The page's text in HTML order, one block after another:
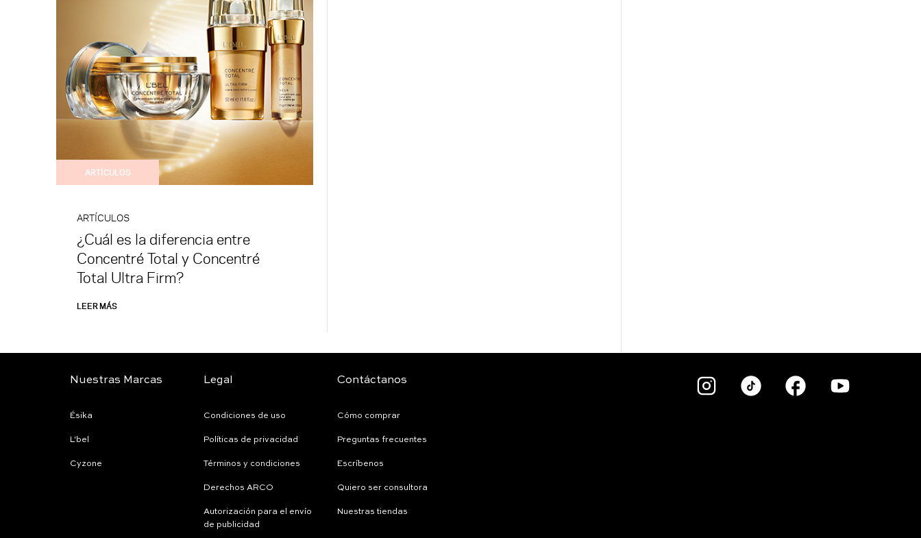
ARTÍCULOS
ARTÍCULOS
¿Cuál es la diferencia entre
Concentré Total y Concentré
Total Ultra Firm?
LEER MÁS
Nuestras Marcas
Ésika
L'bel
Cyzone
Legal
Condiciones de uso
Políticas de privacidad
Términos y condiciones
Derechos ARCO
Autorización para el envío
de publicidad
Contáctanos
Cómo comprar
Preguntas frecuentes
Escríbenos
Quiero ser consultora
Nuestras tiendas